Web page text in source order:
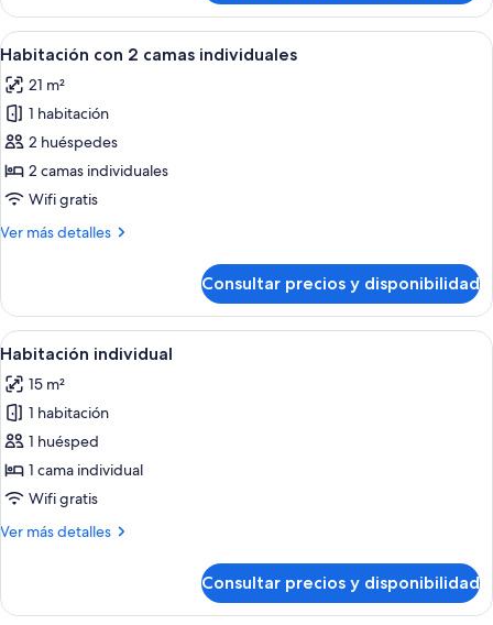
o
2
individuales
clásica
con
1
doble
o
individuales
Abrir
todas
las
fotos
de
Habitación
con
camas
Habitación de hotel con dos camas,
9
Habitación con 2 camas individuales
21 m²
1 habitación
2 huéspedes
2 camas individuales
Wifi gratis
Ver más detalles
Más
con
camas
Consultar precios y disponibilidad
Abrir
todas
las
fotos
de
Habitación
individual
Una habitación de hotel con cama,
6
Habitación individual
15 m²
1 habitación
1 huésped
1 cama individual
Wifi gratis
Ver más detalles
Más
individual
Consultar precios y disponibilidad